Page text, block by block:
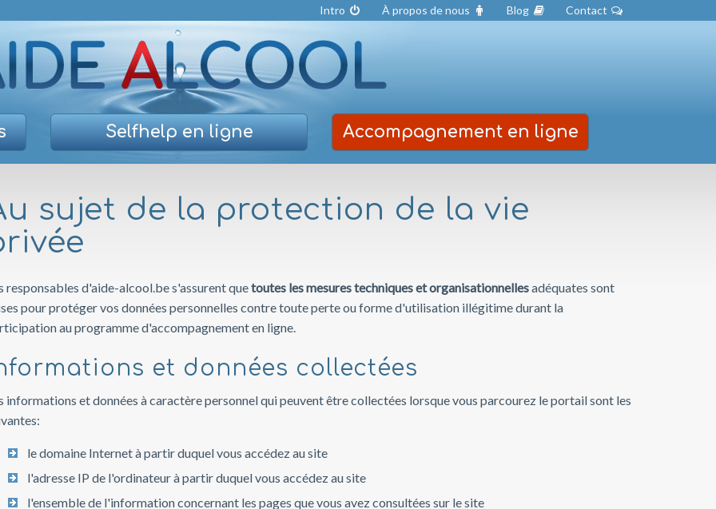
Intro À propos de nous Blog Contact
Selfhelpen ligne Accompagnementen ligne
sujet de la protection de la vie
responsables d'aide-alcool.be s'assurent quetoutes les mesures techniques et organisationnellesadéquates sont
pour protéger vos données personnelles contre toute perte ou forme d'utilisation illégitime durant la
au programme d'accompagnement en ligne.
et données collectées
informations et données à caractère personnel qui peuvent être collectées lorsque vous parcourez le portail sont les
le domaine Internet à partir duquel vous accédez au site
l'adresse IP de l'ordinateur à partir duquel vous accédez au site
l'ensemble de l'information concernant les pages que vous avez consultées sur le site